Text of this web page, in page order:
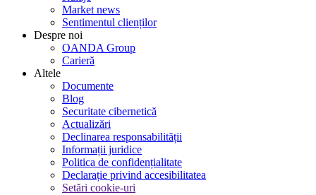
Market news
Sentimentul clienților
Despre noi
OANDA Group
Carieră
Altele
Documente
Blog
Securitate cibernetică
Actualizări
Declinarea responsabilității
Informații juridice
Politica de confidențialitate
Declarație privind accesibilitatea
Setări cookie-uri